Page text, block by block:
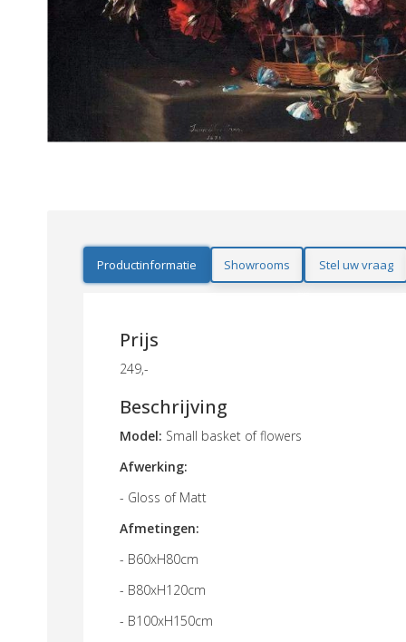
Productinformatie Showrooms Stel uw vraag
Prijs
249,-
Beschrijving
Model: Small basket of flowers
Afwerking:
- Gloss of Matt
Afmetingen:
- B60xH80cm
- B80xH120cm
- B100xH150cm